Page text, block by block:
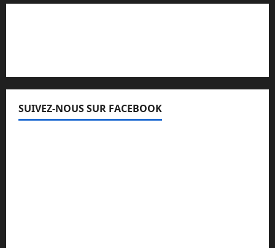
SUIVEZ-NOUS SUR FACEBOOK